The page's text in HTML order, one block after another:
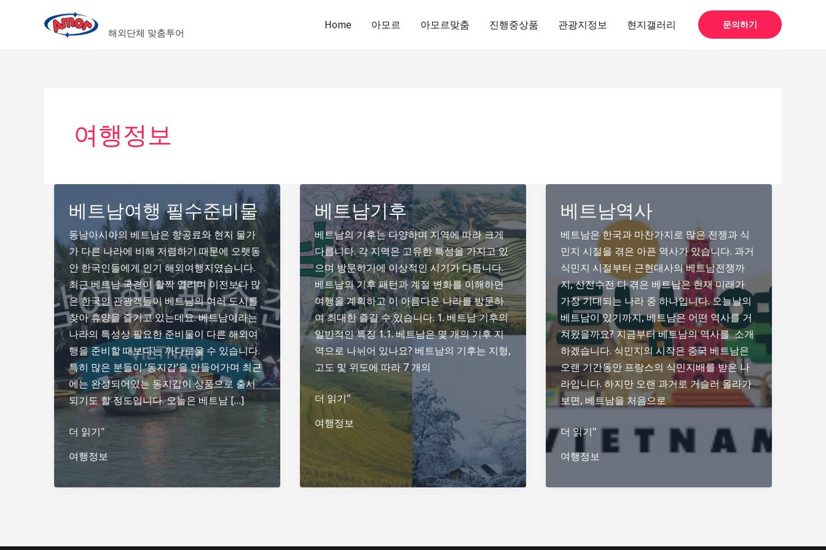
해외단체 맞춤투어
Home 아모르 아모르맞춤 진행중상품 관광지정보 현지갤러리 문의하기
여행정보
베트남여행 필수준비물
동남아시아의 베트남은 항공료와 현지 물가
가 다른 나라에 비해 저렴하기 때문에 오랫동
안 한국인들에게 인기 해외여행지였습니다.
최근 베트남 국경이 활짝 열리며 이전보다 많
은 한국인 관광객들이 베트남의 여러 도시를
찾아 휴양을 즐기고 있는데요. 베트남이라는
나라의 특성상 필요한 준비물이 다른 해외여
행을 준비할 때보다는 까다로울 수 있습니다.
특히 많은 분들이 ‘동지갑’을 만들어가며 최근
에는 완성되어있는 동지갑이 상품으로 출시
되기도 할 정도입니다. 오늘은 베트남 […]
베
남
준
더 읽기"
여행정보
베트남기후
베트남의 기후는 다양하며 지역에 따라 크게
다릅니다. 각 지역은 고유한 특성을 가지고 있
으며 방문하기에 이상적인 시기가 다릅니다.
베트남의 기후 패턴과 계절 변화를 이해하면
여행을 계획하고 이 아름다운 나라를 방문하
여 최대한 즐길 수 있습니다. 1. 베트남 기후의
일반적인 특징 1.1. 베트남은 몇 개의 기후 지
역으로 나뉘어 있나요? 베트남의 기후는 지형,
고도 및 위도에 따라 7 개의
베
남
더 읽기"
여행정보
베트남역사
베트남은 한국과 마찬가지로 많은 전쟁과 식
민지 시절을 겪은 아픈 역사가 있습니다. 과거
식민지 시절부터 근현대사의 베트남전쟁까
지, 산전수전 다 겪은 베트남은 현재 미래가
가장 기대되는 나라 중 하나입니다. 오늘날의
베트남이 있기까지, 베트남은 어떤 역사를 거
쳐왔을까요? 지금부터 베트남의 역사를 소개
하겠습니다. 식민지의 시작은 중국 베트남은
오랜 기간동안 프랑스의 식민지배를 받은 나
라입니다. 하지만 오랜 과거로 거슬러 올라가
보면, 베트남을 처음으로
베
남
더 읽기"
여행정보